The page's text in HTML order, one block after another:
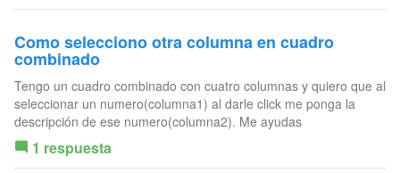
Como selecciono otra columna en cuadro
combinado
Tengo un cuadro combinado con cuatro columnas y quiero que al
seleccionar un numero(columna1) al darle click me ponga la
descripción de ese numero(columna2). Me ayudas
1 respuesta